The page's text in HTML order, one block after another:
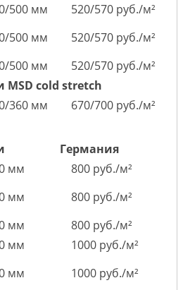
500 мм
520/570 руб./м²
500 мм
520/570 руб./м²
500 мм
520/570 руб./м²
cold stretch
360 мм 670/700 руб./м²
Германия
мм
800 руб./м²
мм
800 руб./м²
мм
800 руб./м²
мм
1000 руб./м²
мм
1000 руб./м²